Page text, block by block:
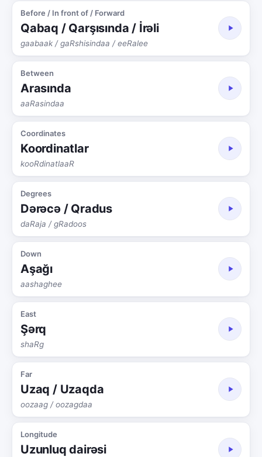
Before / In front of / Forward
Qabaq / Qarşısında / İrəli
gaabaak / gaRshisindaa / eeRalee
Between
Arasında
aaRasindaa
Coordinates
Koordinatlar
kooRdinatlaaR
Degrees
Dərəcə / Qradus
daRaja / gRadoos
Down
Aşağı
aashaghee
East
Şərq
shaRg
Far
Uzaq / Uzaqda
oozaag / oozagdaa
Longitude
Uzunluq dairəsi